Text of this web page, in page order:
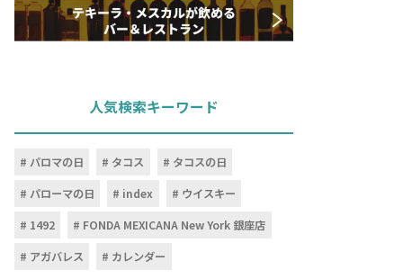
人気検索キーワード
パロマの日 タコス
タコスの日
パローマの日
index
ウイスキー
1492
FONDA MEXICANA New York 銀座店
アガバレス
カレンダー